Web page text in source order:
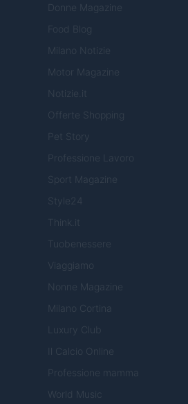
Donne Magazine
Food Blog
Milano Notizie
Motor Magazine
Notizie.it
Offerte Shopping
Pet Story
Professione Lavoro
Sport Magazine
Style24
Think.it
Tuobenessere
Viaggiamo
Nonne Magazine
Milano Cortina
Luxury Club
Il Calcio Online
Professione mamma
World Music